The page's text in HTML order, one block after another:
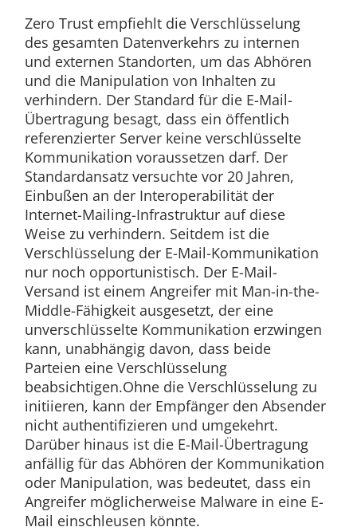
Zero Trust empfiehlt die Verschlüsselung
des gesamten Datenverkehrs zu internen
und externen Standorten, um das Abhören
und die Manipulation von Inhalten zu
verhindern. Der Standard für die E-Mail-
Übertragung besagt, dass ein öffentlich
referenzierter Server keine verschlüsselte
Kommunikation voraussetzen darf. Der
Standardansatz versuchte vor 20 Jahren,
Einbußen an der Interoperabilität der
Internet-Mailing-Infrastruktur auf diese
Weise zu verhindern. Seitdem ist die
Verschlüsselung der E-Mail-Kommunikation
nur noch opportunistisch. Der E-Mail-
Versand ist einem Angreifer mit Man-in-the-
Middle-Fähigkeit ausgesetzt, der eine
unverschlüsselte Kommunikation erzwingen
kann, unabhängig davon, dass beide
Parteien eine Verschlüsselung
beabsichtigen.Ohne die Verschlüsselung zu
initiieren, kann der Empfänger den Absender
nicht authentifizieren und umgekehrt.
Darüber hinaus ist die E-Mail-Übertragung
anfällig für das Abhören der Kommunikation
oder Manipulation, was bedeutet, dass ein
Angreifer möglicherweise Malware in eine E-
Mail einschleusen könnte.